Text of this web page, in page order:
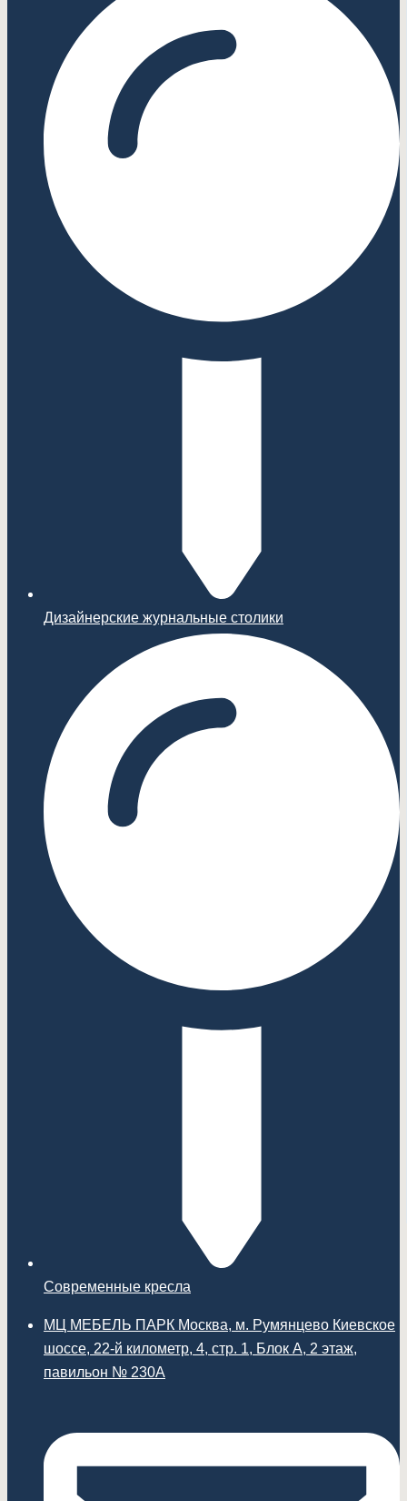
Дизайнерские журнальные столики
Современные кресла
МЦ МЕБЕЛЬ ПАРК Москва, м. Румянцево Киевское
шоссе, 22-й километр, 4, стр. 1, Блок А, 2 этаж,
павильон № 230А